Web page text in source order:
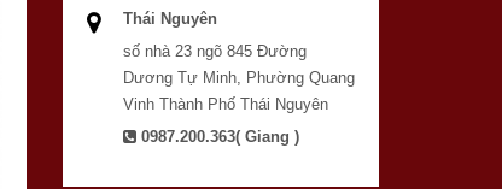
Thái Nguyên
số nhà 23 ngõ 845 Đường
Dương Tự Minh, Phường Quang
Vinh Thành Phố Thái Nguyên
0987.200.363( Giang )